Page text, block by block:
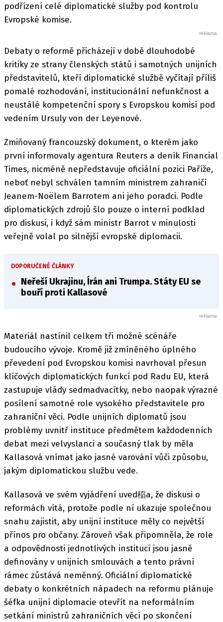
podřízení celé diplomatické služby pod kontrolu
Evropské komise.
Debaty o reformě přicházejí v době dlouhodobé
kritiky ze strany členských států i samotných unijních
představitelů, kteří diplomatické službě vyčítají příliš
pomalé rozhodování, institucionální nefunkčnost a
neustálé kompetenční spory s Evropskou komisí pod
vedením Ursuly von der Leyenové.
Zmiňovaný francouzský dokument, o kterém jako
první informovaly agentura Reuters a deník Financial
Times, nicméně nepředstavuje oficiální pozici Paříže,
neboť nebyl schválen tamním ministrem zahraničí
Jeanem-Noëlem Barrotem ani jeho poradci. Podle
diplomatických zdrojů šlo pouze o interní podklad
pro diskusi, i když sám ministr Barrot v minulosti
veřejně volal po silnější evropské diplomacii.
DOPORUČENÉ ČLÁNKY
Neřeší Ukrajinu, Írán ani Trumpa. Státy EU se
bouří proti Kallasové
Materiál nastínil celkem tři možné scénáře
budoucího vývoje. Kromě již zmíněného úplného
převedení pod Evropskou komisi navrhoval přesun
klíčových diplomatických funkcí pod Radu EU, která
zastupuje vlády sedmadvacítky, nebo naopak výrazné
posílení samotné role vysokého představitele pro
zahraniční věci. Podle unijních diplomatů jsou
problémy uvnitř instituce předmětem každodenních
debat mezi velvyslanci a současný tlak by měla
Kallasová vnímat jako jasné varování vůči způsobu,
jakým diplomatickou službu vede.
Kallasová ve svém vyjádření uved稲a, že diskusi o
reformách vítá, protože podle ní ukazuje společnou
snahu zajistit, aby unijní instituce měly co největší
přínos pro občany. Zároveň však připomněla, že role
a odpovědnosti jednotlivých institucí jsou jasně
definovány v unijních smlouvách a tento právní
rámec zůstává neměnný. Oficiální diplomatické
debaty o konkrétních nápadech na reformu plánuje
šéfka unijní diplomacie otevřít na neformálním
setkání ministrů zahraničních věcí po skončení